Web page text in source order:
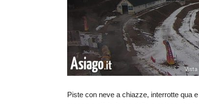
Piste con neve a chiazze, interrotte qua